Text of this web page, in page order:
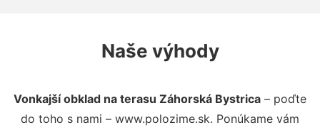
Naše výhody
Vonkajší obklad na terasu Záhorská Bystrica – poďte
do toho s nami – www.polozime.sk. Ponúkame vám